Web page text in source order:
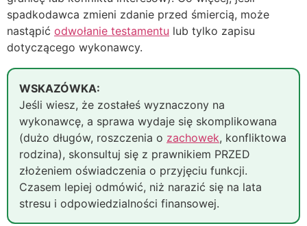
spadkodawca zmieni zdanie przed śmiercią, może
nastąpić odwołanie testamentu lub tylko zapisu
dotyczącego wykonawcy.
WSKAZÓWKA:
Jeśli wiesz, że zostałeś wyznaczony na
wykonawcę, a sprawa wydaje się skomplikowana
(dużo długów, roszczenia o zachowek, konfliktowa
rodzina), skonsultuj się z prawnikiem PRZED
złożeniem oświadczenia o przyjęciu funkcji.
Czasem lepiej odmówić, niż narazić się na lata
stresu i odpowiedzialności finansowej.